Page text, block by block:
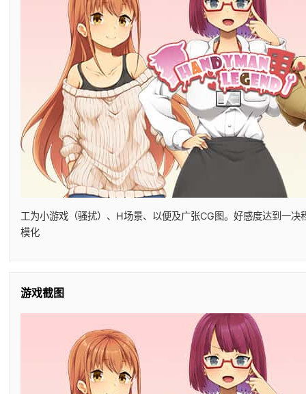
工为小游戏（骚扰）、H场景、以便及广张CG图。好感度达到一决
模化
游戏截图